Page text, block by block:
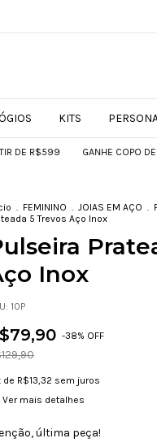
KITS
GANHE COPO DE CAFÉ
. FEMININO . JOIAS EM AÇO .
5 Trevos Aço Inox
Inox
10P
-38% OFF
de R$13,32 sem juros
Ver mais detalhes
última peça!